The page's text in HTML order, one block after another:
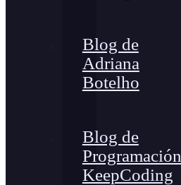
Blog de
Adriana
Botelho
Blog de
Programación
KeepCoding